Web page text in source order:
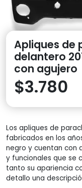
Apliques de
delantero
con agujero
$3.780
Los apliques de
fabricados en los
negro y cuentan con
y funcionales que se
tanto su apariencia
detallo una